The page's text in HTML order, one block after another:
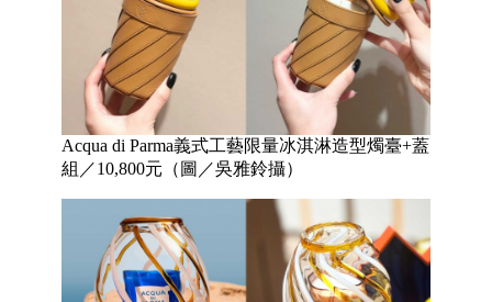
Acqua di Parma義式工藝限量冰淇淋造型燭臺+蓋
組／10,800元（圖／吳雅鈴攝）